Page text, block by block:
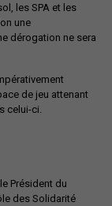
les SPA et les
une
dérogation ne sera
de jeu attenant
celui-ci.
Président du
des Solidarité